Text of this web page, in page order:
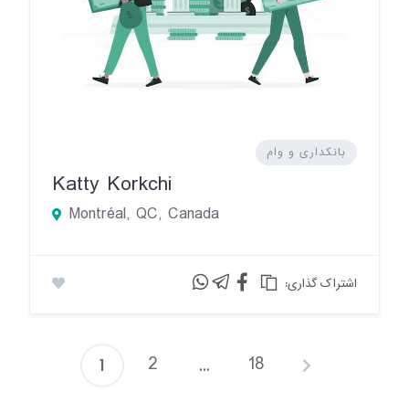
بانکداری و وام
Katty Korkchi
Montréal, QC, Canada
:اشتراک گذاری
P
1 2 … 18